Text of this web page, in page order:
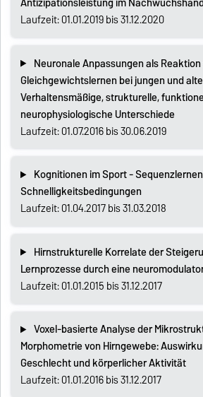
Laufzeit: 01.01.2019 bis 31.12.2020
Neuronale Anpassungen als
Gleichgewichtslernen bei jungen und
Verhaltensmäßige, strukturelle,
neurophysiologische Unterschiede
Laufzeit: 01.07.2016 bis 30.06.2019
Kognitionen im Sport -
Schnelligkeitsbedingungen
Laufzeit: 01.04.2017 bis 31.03.2018
Hirnstrukturelle Korrelate der
Lernprozesse durch eine
Laufzeit: 01.01.2015 bis 31.12.2017
Voxel-basierte Analyse der
Morphometrie von Hirngewebe:
Geschlecht und körperlicher Aktivität
Laufzeit: 01.01.2016 bis 31.12.2017